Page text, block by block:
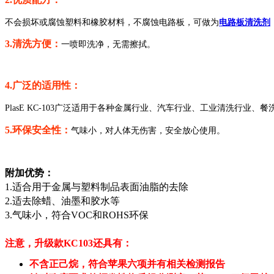
不会损坏或腐蚀塑料和橡胶材料，不腐蚀电路板，可做为 电路板清洗剂
3.清洗方便： 一喷即洗净，无需擦拭。
4.广泛的适用性：
PlasE KC-103广泛适用于各种金属行业、汽车行业、工业清洗行业、餐
5.环保安全性 ： 气味小，对人体无伤害，安全放心使用。
附加优势：
1.适合用于金属与塑料制品表面油脂的去除
2.适去除蜡、油墨和胶水等
3.气味小，符合VOC和ROHS环保
注意，升级款KC103还具有：
不含正己烷，符合苹果六项并有相关检测报告